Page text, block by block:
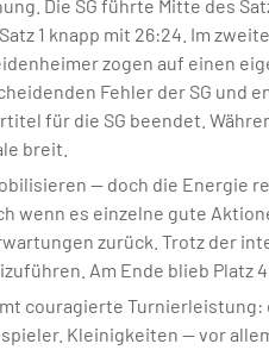
Die SG führte Mitte des
1 knapp mit 26:24. Im
zogen auf einen
Fehler der SG und
für die SG beendet.
breit.
— doch die Energie
wenn es einzelne gute
zurück. Trotz der
Am Ende blieb Platz 4.
couragierte
Kleinigkeiten — vor